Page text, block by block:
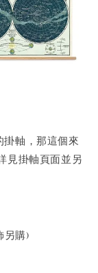
軸，那這個來
見掛軸頁面並另
另購)